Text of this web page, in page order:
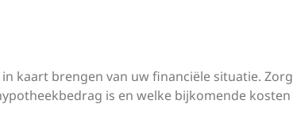
kaart brengen van uw financiële situatie. Zorg
is en welke bijkomende kosten